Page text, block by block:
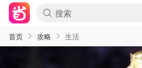
首页 攻略 生活